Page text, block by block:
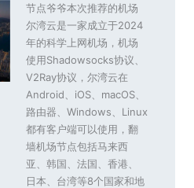
节点爷爷本次推荐的机场
尔湾云是一家成立于2024
年的科学上网机场，机场
使用Shadowsocks协议、
V2Ray协议，尔湾云在
Android、iOS、macOS、
路由器、Windows、Linux
都有客户端可以使用，翻
墙机场节点包括马来西
亚、韩国、法国、香港、
日本、台湾等8个国家和地